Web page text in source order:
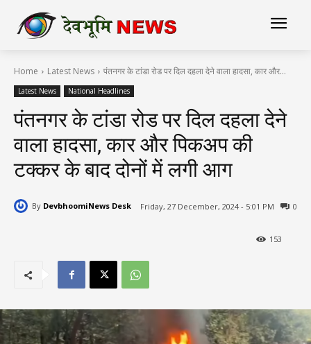
Home Latest News पंतनगर के टांडा रोड पर दिल दहला देने वाला हादसा, कार और...
Latest News National Headlines
पंतनगर के टांडा रोड पर दिल दहला देने
वाला हादसा, कार और पिकअप की
टक्कर के बाद दोनों में लगी आग
By DevbhoomiNews Desk Friday, 27 December, 2024 - 5:01 PM 0
153